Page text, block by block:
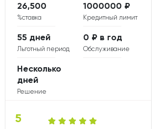
5
%ставка
26,500
Кредитный лимит
1000000 ₽
Льготный период
55 дней
Обслуживание
0 ₽ в год
Решение
Несколько
дней